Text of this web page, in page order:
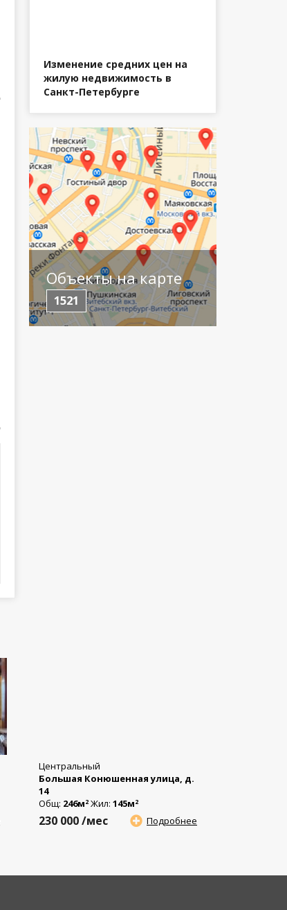
Изменение средних цен на
жилую недвижимость в
Санкт-Петербурге
Объекты на карте
1521
Центральный
Большая Конюшенная улица, д.
14
Общ: 246м2 Жил: 145м2
Подробнее
230 000/мес